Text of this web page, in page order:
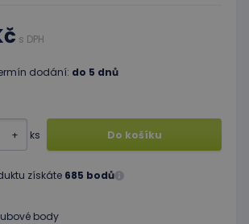
s DPH
dodání: do 5 dnů
+ ks Do košíku
získáte 685 bodů
body